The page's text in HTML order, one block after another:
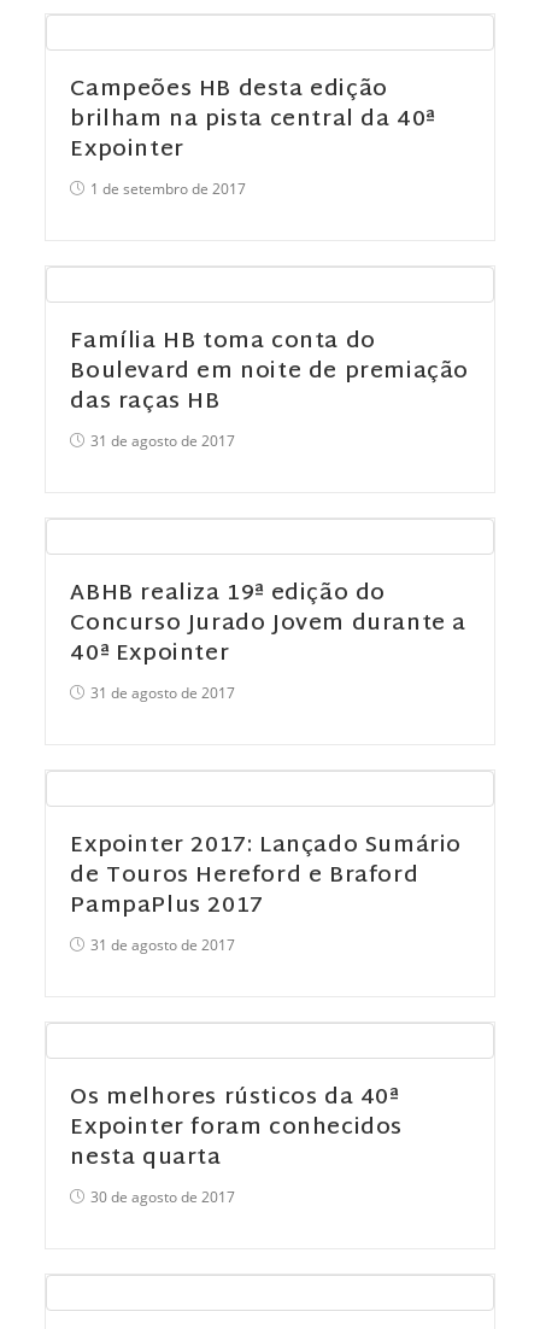
Campeões HB desta edição
brilham na pista central da 40ª
Expointer
1 de setembro de 2017
Família HB toma conta do
Boulevard em noite de premiação
das raças HB
31 de agosto de 2017
ABHB realiza 19ª edição do
Concurso Jurado Jovem durante a
40ª Expointer
31 de agosto de 2017
Expointer 2017: Lançado Sumário
de Touros Hereford e Braford
PampaPlus 2017
31 de agosto de 2017
Os melhores rústicos da 40ª
Expointer foram conhecidos
nesta quarta
30 de agosto de 2017